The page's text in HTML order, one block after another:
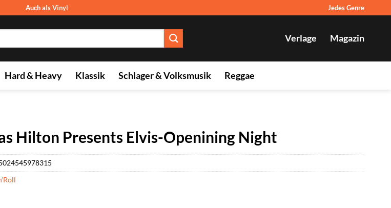
Auch als Vinyl Jedes Genre
Verlage Magazin
Hard & Heavy Klassik Schlager & Volksmusik Reggae
Hilton Presents Elvis-Openining Night